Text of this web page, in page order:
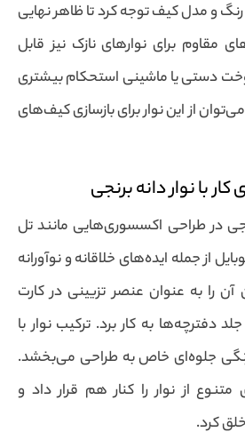
و مدل کیف توجه کرد تا ظاهر نهایی
مقاوم برای نوارهای نازک نیز قابل
دستی یا ماشینی استحکام بیشتری
از این نوار برای بازسازی کیف‌های
با نوار دانه برنجی
در طراحی اکسسوری‌هایی مانند تل
از جمله ایده‌های خلاقانه و نوآورانه
را به عنوان عنصر تزیینی در کارت
دفترچه‌ها به کار برد. ترکیب نوار با
رنگی جلوه‌ای خاص به طراحی می‌بخشد.
از نوار را کنار هم قرار داد و
کرد.